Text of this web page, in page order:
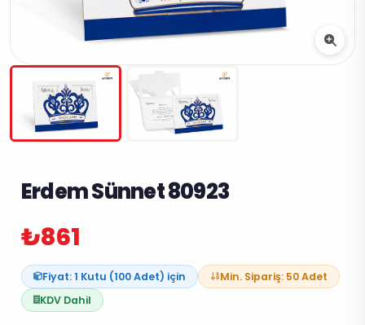
Erdem Sünnet 80923
₺861
Fiyat: 1 Kutu (100 Adet) için
Min. Sipariş: 50 Adet
KDV Dahil